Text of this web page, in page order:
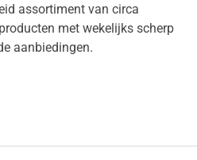
assortiment van circa
met wekelijks scherp
aanbiedingen.